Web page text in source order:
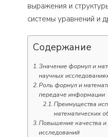
выражения и
системы уравнений и
Содержание
Значение формул и
научных
Роль формул и
передаче информации
Преимущества
математических
Повышение качества и
исследований